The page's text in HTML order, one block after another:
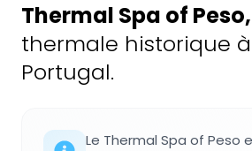
Thermal Spa of Peso,
thermale historique
Portugal.
Le Thermal Spa of Peso